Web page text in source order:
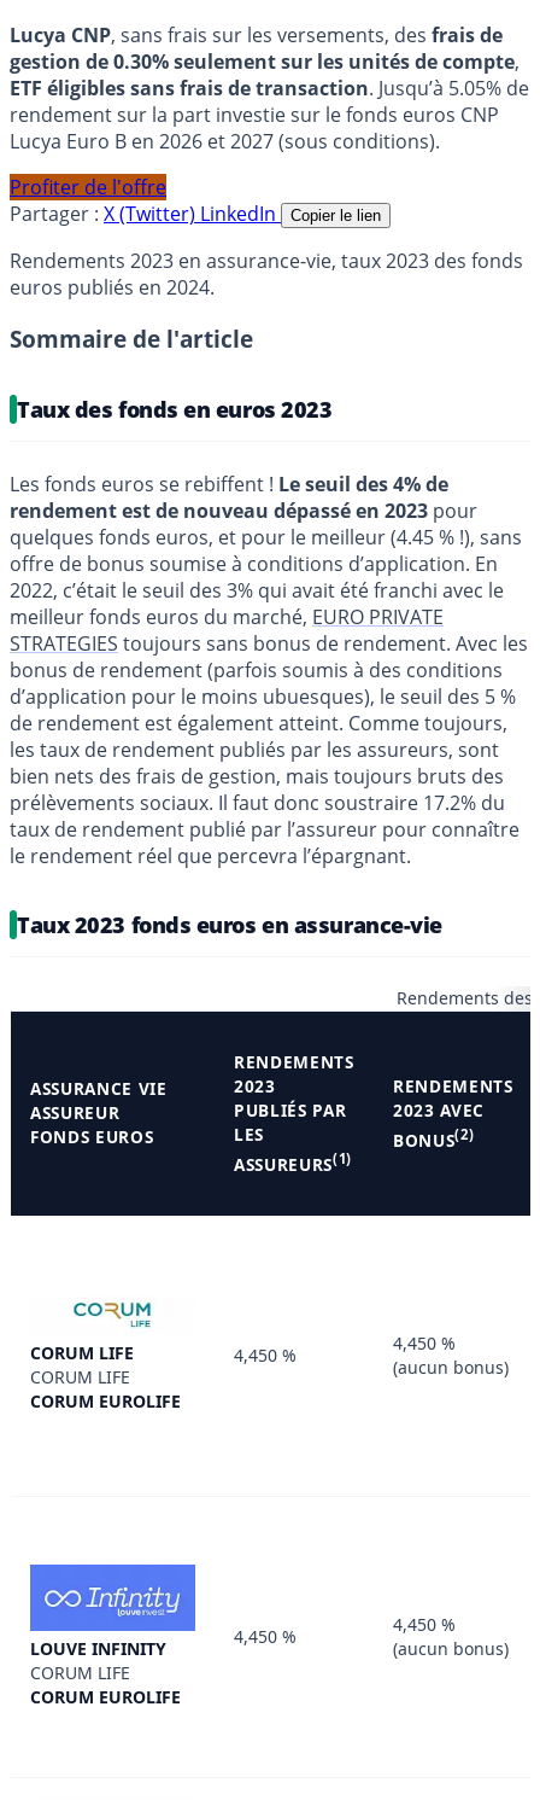
Lucya CNP, sans frais sur les versements, des frais de
gestion de 0.30% seulement sur les unités de compte,
ETF éligibles sans frais de transaction. Jusqu’à 5.05% de
rendement sur la part investie sur le fonds euros CNP
Lucya Euro B en 2026 et 2027 (sous conditions).
Profiter de l'offre
Partager : X (Twitter) LinkedIn Copier le lien
Rendements 2023 en assurance-vie, taux 2023 des fonds
euros publiés en 2024.
Sommaire de l'article
Taux des fonds en euros 2023
Les fonds euros se rebiffent ! Le seuil des 4% de
rendement est de nouveau dépassé en 2023 pour
quelques fonds euros, et pour le meilleur (4.45 % !), sans
offre de bonus soumise à conditions d’application. En
2022, c’était le seuil des 3% qui avait été franchi avec le
meilleur fonds euros du marché, EURO PRIVATE
STRATEGIES toujours sans bonus de rendement. Avec les
bonus de rendement (parfois soumis à des conditions
d’application pour le moins ubuesques), le seuil des 5 %
de rendement est également atteint. Comme toujours,
les taux de rendement publiés par les assureurs, sont
bien nets des frais de gestion, mais toujours bruts des
prélèvements sociaux. Il faut donc soustraire 17.2% du
taux de rendement publié par l’assureur pour connaître
le rendement réel que percevra l’épargnant.
Taux 2023 fonds euros en assurance-vie
Rendements
ASSURANCE VIE
ASSUREUR
FONDS EUROS
RENDEMENTS
2023
PUBLIÉS PAR
LES
ASSUREURS(1)
RENDEMENTS
2023 AVEC
BONUS(2)
CORUM LIFE
CORUM LIFE
CORUM EUROLIFE
4,450 %
4,450 %
(aucun bonus)
LOUVE INFINITY
CORUM LIFE
CORUM EUROLIFE
4,450 %
4,450 %
(aucun bonus)